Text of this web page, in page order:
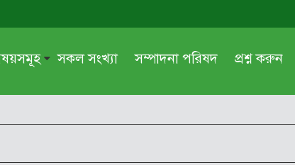
সকল সংখ্যা সম্পাদনা পরিষদ প্রশ্ন করুন